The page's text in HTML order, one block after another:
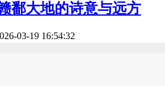
鄱大地的诗意与远方
03-19 16:54:32